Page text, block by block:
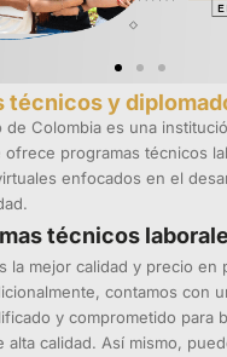
técnicos y
de Colombia es una
ofrece programas técnicos
enfocados en el
técnicos
la mejor calidad y precio en
contamos con
y comprometido para
alta calidad. Así mismo,